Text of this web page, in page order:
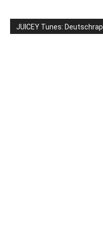
JUICEY Tunes: Deutschrap